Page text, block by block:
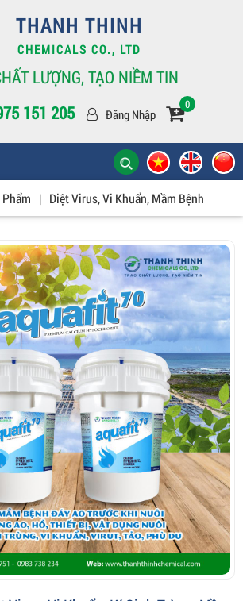
THANH THINH
CHEMICALS CO., LTD
LƯỢNG, TẠO NIỀM TIN
151 205
Đăng Nhập
0
| Diệt Virus, Vi Khuẩn, Mầm Bệnh